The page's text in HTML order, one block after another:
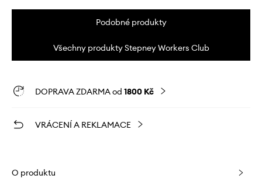
Podobné produkty
Všechny produkty Stepney Workers Club
DOPRAVA ZDARMA od 1800 Kč
VRÁCENÍ A REKLAMACE
O produktu